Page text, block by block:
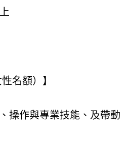
名額）】
操作與專業技能、及帶動